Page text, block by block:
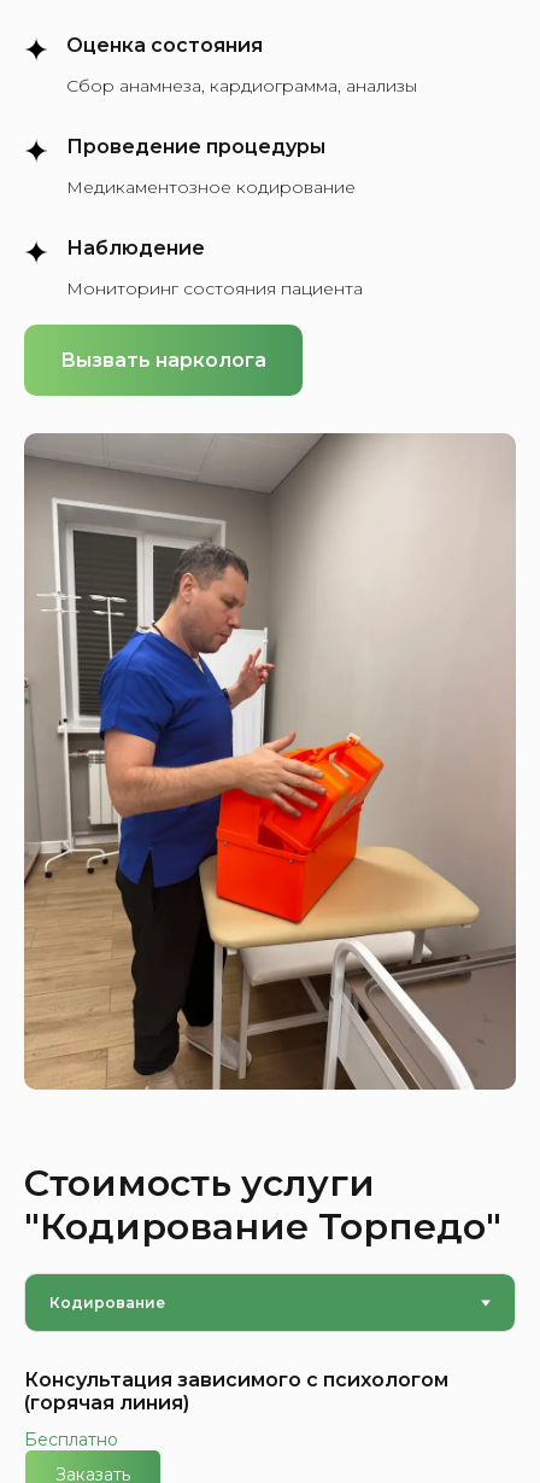
Оценка состояния
Сбор анамнеза, кардиограмма, анализы
Проведение процедуры
Медикаментозное кодирование
Наблюдение
Мониторинг состояния пациента
Вызвать нарколога
Стоимость услуги
"Кодирование Торпедо"
Консультация зависимого с психологом
(горячая линия)
Бесплатно
Заказать